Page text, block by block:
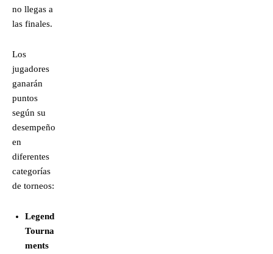
no llegas a
las finales.
Los
jugadores
ganarán
puntos
según su
desempeño
en
diferentes
categorías
de torneos:
Legend
Tourna
ments